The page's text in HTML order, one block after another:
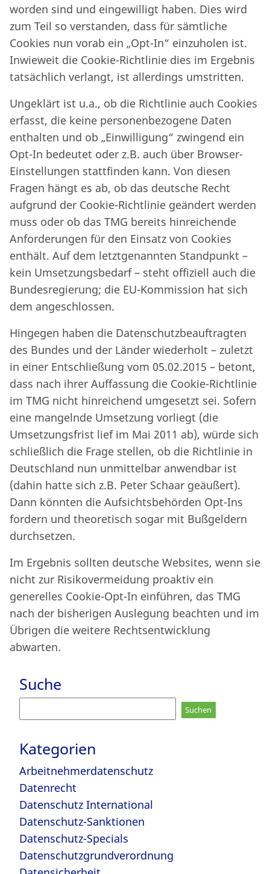
worden sind und eingewilligt haben. Dies wird
zum Teil so verstanden, dass für sämtliche
Cookies nun vorab ein „Opt-In“ einzuholen ist.
Inwieweit die Cookie-Richtlinie dies im Ergebnis
tatsächlich verlangt, ist allerdings umstritten.
Ungeklärt ist u.a., ob die Richtlinie auch Cookies
erfasst, die keine personenbezogene Daten
enthalten und ob „Einwilligung“ zwingend ein
Opt-In bedeutet oder z.B. auch über Browser-
Einstellungen stattfinden kann. Von diesen
Fragen hängt es ab, ob das deutsche Recht
aufgrund der Cookie-Richtlinie geändert werden
muss oder ob das TMG bereits hinreichende
Anforderungen für den Einsatz von Cookies
enthält. Auf dem letztgenannten Standpunkt –
kein Umsetzungsbedarf – steht offiziell auch die
Bundesregierung; die EU-Kommission hat sich
dem angeschlossen.
Hingegen haben die Datenschutzbeauftragten
des Bundes und der Länder wiederholt – zuletzt
in einer Entschließung vom 05.02.2015 – betont,
dass nach ihrer Auffassung die Cookie-Richtlinie
im TMG nicht hinreichend umgesetzt sei. Sofern
eine mangelnde Umsetzung vorliegt (die
Umsetzungsfrist lief im Mai 2011 ab), würde sich
schließlich die Frage stellen, ob die Richtlinie in
Deutschland nun unmittelbar anwendbar ist
(dahin hatte sich z.B. Peter Schaar geäußert).
Dann könnten die Aufsichtsbehörden Opt-Ins
fordern und theoretisch sogar mit Bußgeldern
durchsetzen.
Im Ergebnis sollten deutsche Websites, wenn sie
nicht zur Risikovermeidung proaktiv ein
generelles Cookie-Opt-In einführen, das TMG
nach der bisherigen Auslegung beachten und im
Übrigen die weitere Rechtsentwicklung
abwarten.
Suche
nach:
Kategorien
Arbeitnehmerdatenschutz
Datenrecht
Datenschutz International
Datenschutz-Sanktionen
Datenschutz-Specials
Datenschutzgrundverordnung